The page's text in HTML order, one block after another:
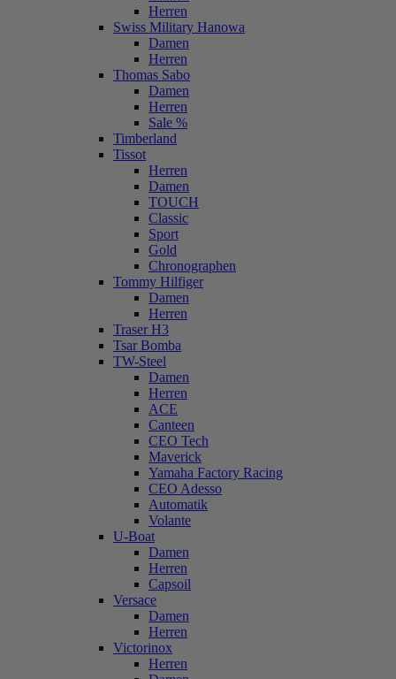
Herren
Swiss Military Hanowa
Damen
Herren
Thomas Sabo
Damen
Herren
Sale %
Timberland
Tissot
Herren
Damen
TOUCH
Classic
Sport
Gold
Chronographen
Tommy Hilfiger
Damen
Herren
Traser H3
Tsar Bomba
TW-Steel
Damen
Herren
ACE
Canteen
CEO Tech
Maverick
Yamaha Factory Racing
CEO Adesso
Automatik
Volante
U-Boat
Damen
Herren
Capsoil
Versace
Damen
Herren
Victorinox
Herren